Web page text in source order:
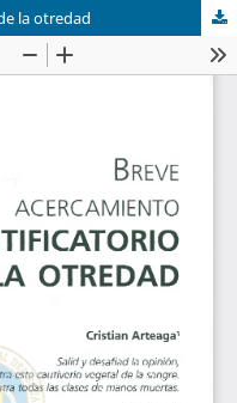
la otredad